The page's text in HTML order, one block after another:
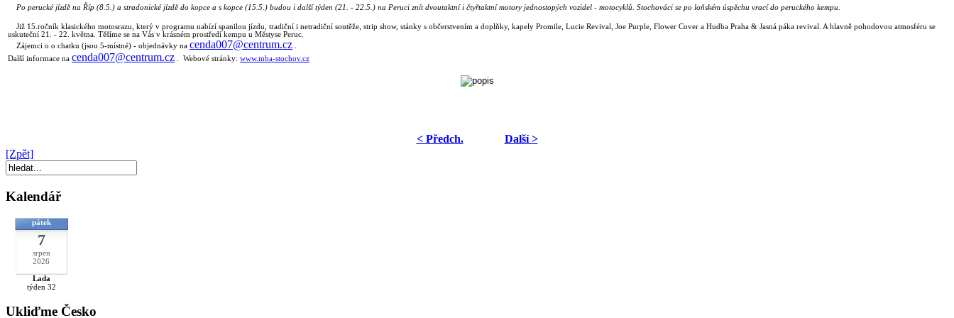
Po perucké jízdě na Říp (8.5.) a stradonické jízdě do kopce a s kopce (15.5.) budou i další týden (21. - 22.5.) na Peruci znít dvoutaktní i čtyřtaktní motory jednostopých vozidel - motocyklů. Stochováci se po loňském úspěchu vrací do peruckého kempu.
Již 15.ročník klasického motosrazu, který v programu nabízí spanilou jízdu, tradiční i netradiční soutěže, strip show, stánky s občerstvením a doplňky, kapely Promile, Lucie Revival, Joe Purple, Flower Cover a Hudba Praha & Jasná páka revival. A hlavně pohodovou atmosféru se
uskuteční 21. - 22. května. Těšíme se na Vás v krásném prostředí kempu u Městyse Peruc.
Zájemci o o chatku (jsou 5-místné) - objednávky na cenda007@centrum.cz
Další informace na cenda007@centrum.cz . Webové stránky: www.mba-stochov.cz
< Předch.
Další >
[Zpět]
Kalendář
pátek
7
srpen
2026
Lada
týden 32
Ukliďme Česko